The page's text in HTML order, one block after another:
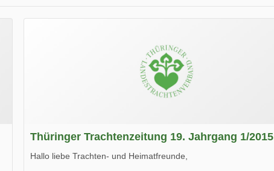
Thüringer Trachtenzeitung 19. Jahrgang 1/2015
Hallo liebe Trachten- und Heimatfreunde,